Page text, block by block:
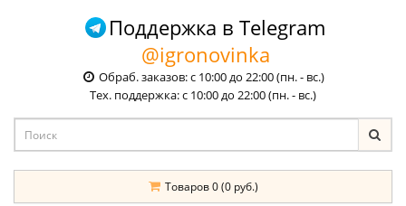
Поддержка в Telegram
@igronovinka
Обраб. заказов: с 10:00 до 22:00 (пн. - вс.)
Тех. поддержка: с 10:00 до 22:00 (пн. - вс.)
Товаров 0 (0 руб.)